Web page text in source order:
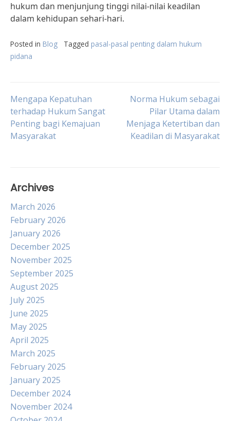
hukum dan menjunjung tinggi nilai-nilai keadilan
dalam kehidupan sehari-hari.
Posted in Blog Tagged pasal-pasal penting dalam hukum
pidana
Post
navigation
Mengapa Kepatuhan
terhadap Hukum Sangat
Penting bagi Kemajuan
Masyarakat
Norma Hukum sebagai
Pilar Utama dalam
Menjaga Ketertiban dan
Keadilan di Masyarakat
Archives
March 2026
February 2026
January 2026
December 2025
November 2025
September 2025
August 2025
July 2025
June 2025
May 2025
April 2025
March 2025
February 2025
January 2025
December 2024
November 2024